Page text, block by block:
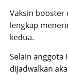
Vaksin booster
lengkap
kedua.
Selain anggota
dijadwalkan